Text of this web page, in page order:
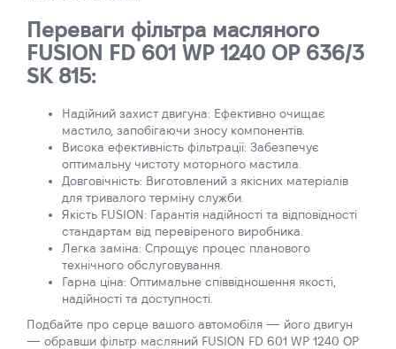
Переваги фільтра масляного
FUSION FD 601 WP 1240 OP 636/3
SK 815:
Надійний захист двигуна: Ефективно очищає
мастило, запобігаючи зносу компонентів.
Висока ефективність фільтрації: Забезпечує
оптимальну чистоту моторного мастила.
Довговічність: Виготовлений з якісних матеріалів
для тривалого терміну служби.
Якість FUSION: Гарантія надійності та відповідності
стандартам від перевіреного виробника.
Легка заміна: Спрощує процес планового
технічного обслуговування.
Гарна ціна: Оптимальне співвідношення якості,
надійності та доступності.
Подбайте про серце вашого автомобіля — його двигун
— обравши фільтр масляний FUSION FD 601 WP 1240 OP